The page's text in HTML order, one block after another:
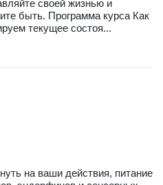
своей жизнью и
быть. Программа курса Как
текущее состоя...
на ваши действия, питание